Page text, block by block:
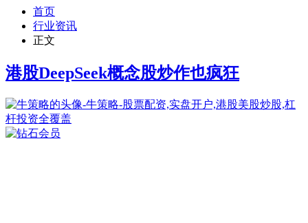
首页
行业资讯
正文
港股DeepSeek概念股炒作也疯狂